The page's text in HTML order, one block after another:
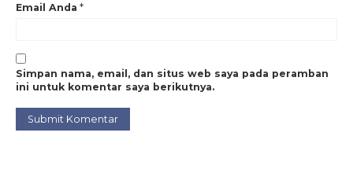
Email Anda *
Simpan nama, email, dan situs web saya pada peramban
ini untuk komentar saya berikutnya.